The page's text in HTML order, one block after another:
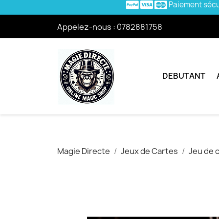
Paiement
Appelez-nous : 0782881758
DEBUTANT
Magie Directe Jeux de Cartes Jeu de